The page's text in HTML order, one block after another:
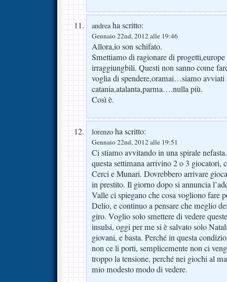
andreaha scritto:
Gennaio 22nd, 2012 alle 19:46
Allora,io son schifato.
Smettiamo di ragionare di
irraggiungbili. Questi non sanno come
voglia di spendere,oramai…siamo avviati
catania,atalanta,parma….nulla più.
Così è.
lorenzo ha scritto:
Gennaio 22nd, 2012 alle 19:51
Ci stiamo avvitando in una spirale
questa settimana arrivino 2 o 3 giocatori,
Cerci e Munari. Dovrebbero arrivare
in prestito. Il giorno dopo si annuncia
Valle ci spiegano che cosa vogliono fare
Delio, e continuo a pensare che meglio
giro. Voglio solo smettere di vedere
insulsi, oggi per me si è salvato solo
giovani, e basta. Perché in questa
non ce li porti, semplicemente non ci
troppo la tensione, perché nei giochi al
mio modesto modo di vedere.